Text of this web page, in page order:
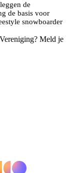
de
de basis voor
snowboarder
Meld je